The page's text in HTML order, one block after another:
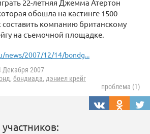
22-летняя Джемма Атертон
обошла на кастинге 1500
компанию британскому
на съемочной площадке.
news/2007/12/14/bondg...
Декабря 2007
, бондиада, дэниел крейг
проблема (1)